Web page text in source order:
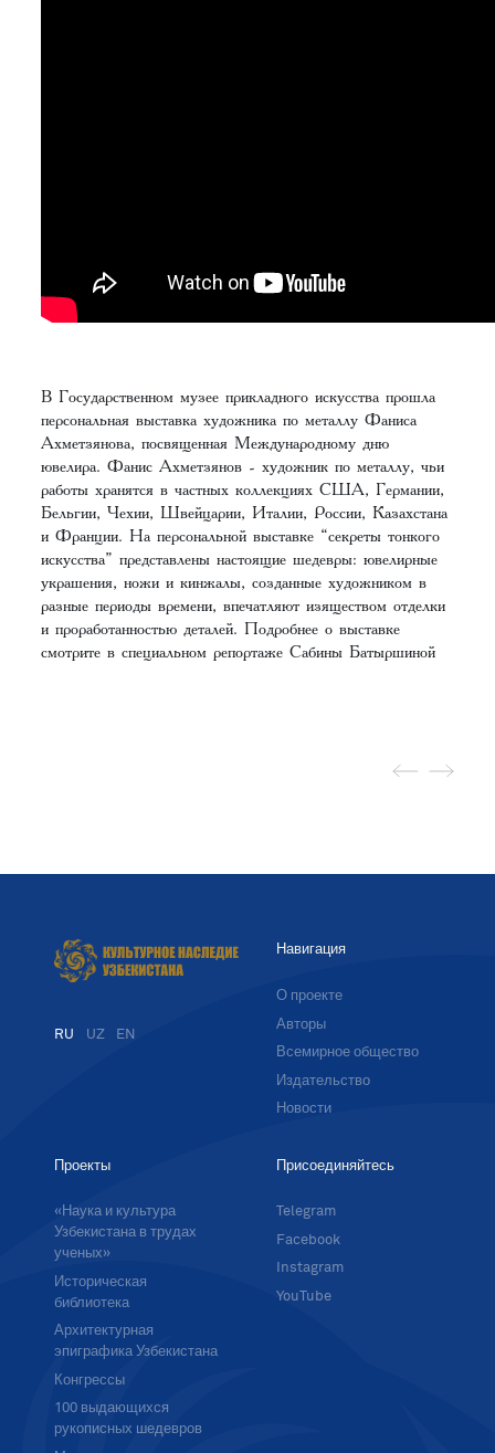
В Государственном музее прикладного искусства прошла
персональная выставка художника по металлу Фаниса
Ахметзянова, посвященная Международному дню
ювелира. Фанис Ахметзянов - художник по металлу, чьи
работы хранятся в частных коллекциях США, Германии,
Бельгии, Чехии, Швейцарии, Италии, России, Казахстана
и Франции. На персональной выставке “секреты тонкого
искусства” представлены настоящие шедевры: ювелирные
украшения, ножи и кинжалы, созданные художником в
разные периоды времени, впечатляют изяществом отделки
и проработанностью деталей. Подробнее о выставке
смотрите в специальном репортаже Сабины Батыршиной
RU UZ EN
Навигация
О проекте
Авторы
Всемирное общество
Издательство
Новости
Проекты
«Наука и культура
Узбекистана в трудах
ученых»
Историческая
библиотека
Архитектурная
эпиграфика Узбекистана
Конгрессы
100 выдающихся
рукописных шедевров
Присоединяйтесь
Telegram
Facebook
Instagram
YouTube